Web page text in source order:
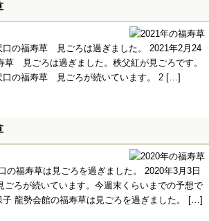
口の福寿草 見ごろは過ぎました。 2021年2月24
草 見ごろは過ぎました。秩父紅が見ごろです。
口の福寿草 見ごろが続いています。 2 […]
の福寿草は見ごろを過ぎました。 2020年3月3日
ごろが続いています。今週末くらいまでの予想で
子 龍勢会館の福寿草は見ごろを過ぎました。 […]